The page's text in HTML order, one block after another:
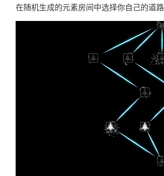
在随机生成的元素房间中选择你自己的道路